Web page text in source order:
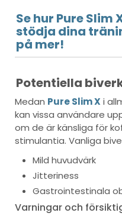
Se hur Pure Slim
stödja dina
på mer!
Potentiella
Medan Pure Slim X i
kan vissa användare
om de är känsliga för
stimulantia. Vanliga
Mild huvudvärk
Jitteriness
Gastrointestinala
Varningar och